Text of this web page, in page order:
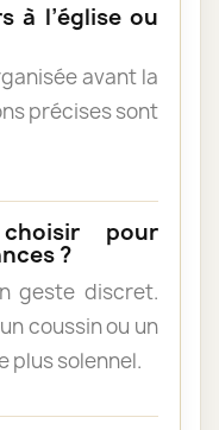
à l’église ou
avant la
précises sont
pour
?
geste discret.
coussin ou un
plus solennel.